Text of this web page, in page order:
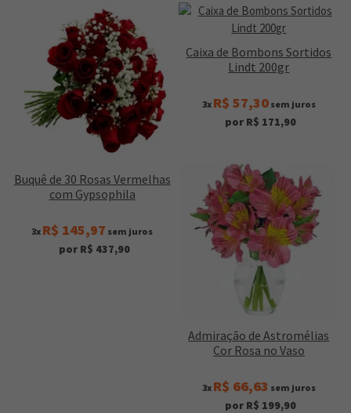
Buquê de 30 Rosas Vermelhas
com Gypsophila
3x R$ 145,97 sem juros
por R$ 437,90
Caixa de Bombons Sortidos
Lindt 200gr
3x R$ 57,30sem juros
por R$ 171,90
Admiração de Astromélias
Cor Rosa no Vaso
3x R$ 66,63 sem juros
por R$ 199,90